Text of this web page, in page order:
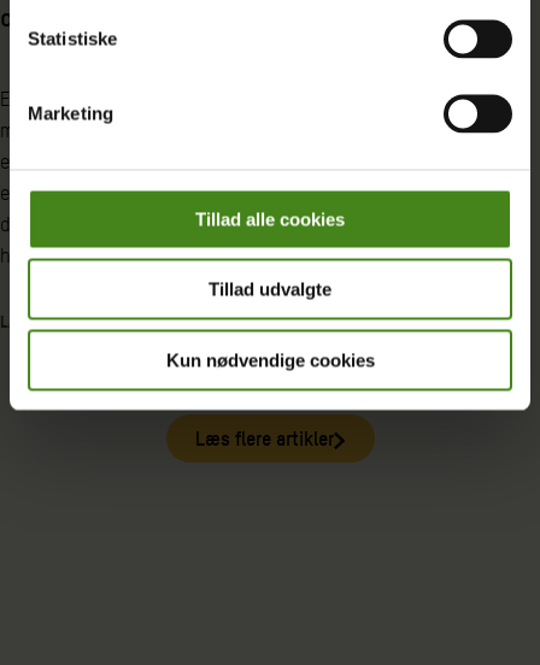
Statistiske
Marketing
Tillad alle cookies
Tillad udvalgte
Kun nødvendige cookies
omstilling
Enkelte olie- og gasvirksomheder tjener
mange milliarder på den nuværende
energikrise. Vi bør beskatte deres
enorme overskud og bruge pengene på
den grønne omstilling, og dem, der er
hårdest ramt af krisen, mener Oxfam.
LÆS MERE
af Hormuzstrædet
almindelige
leveomkostninger.
selskaber
Læs flere artikler